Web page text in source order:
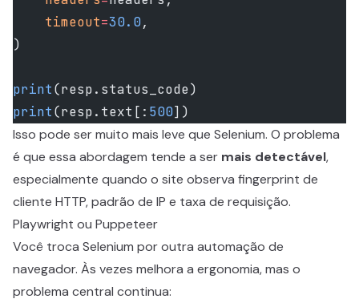
    timeout
=30.0,
)
print(resp.status_code)
print(resp.text[: 500])
Isso pode ser muito mais leve que Selenium. O problema
é que essa abordagem tende a ser mais detectável,
especialmente quando o site observa fingerprint de
cliente HTTP, padrão de IP e taxa de requisição.
Playwright ou Puppeteer
Você troca Selenium por outra automação de
navegador. Às vezes melhora a ergonomia, mas o
problema central continua: